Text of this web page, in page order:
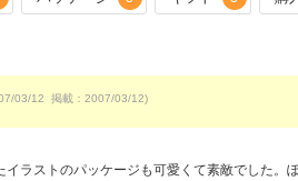
03/12 掲載：2007/03/12)
ラストのパッケージも可愛くて素敵でした。